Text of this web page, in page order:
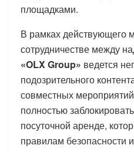
площадками.
В рамках действующего
сотрудничестве между
«OLX Group» ведется
подозрительного
совместных
полностью
посуточной аренде,
правилам безопасности